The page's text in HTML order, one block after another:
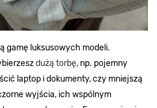
gamę luksusowych modeli.
dużą torbę, np. pojemny
laptop i dokumenty, czy mniejszą
wyjścia, ich wspólnym